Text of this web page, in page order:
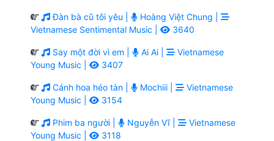
Đàn bà cũ tôi yêu |
Hoàng Việt Chung |
Vietnamese Sentimental Music |
3640
Say một đời vì em | Ai Ai |
Vietnamese
Young Music |
3407
Cánh hoa héo tàn | Mochiii |
Vietnamese
Young Music |
3154
Phim ba người | Nguyễn Vĩ |
Vietnamese
Young Music |
3118